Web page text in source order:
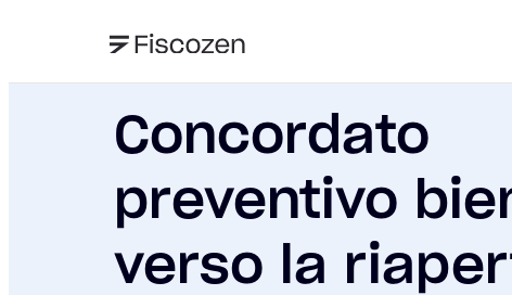
Concordato
preventivo
verso la